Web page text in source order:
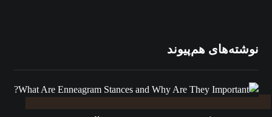
نوشته‌های هم‌پیوند